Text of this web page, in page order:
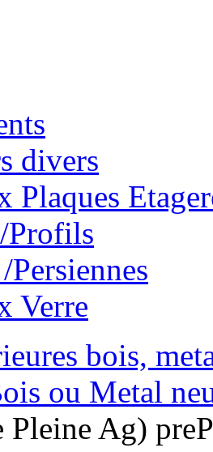
divers
Plaques
Profils
Persiennes
Verre
bois,
ou Metal
Ag)